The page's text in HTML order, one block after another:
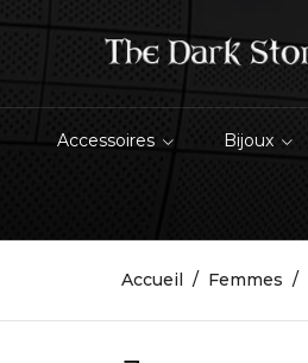
Accessoires Bijoux
Accueil Femmes